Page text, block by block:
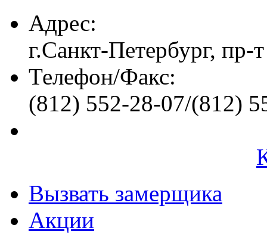
Адрес:
г.Санкт-Петербург, пр-
Телефон/Факс:
(812) 552-28-07/(812)
Вызвать замерщика
Акции